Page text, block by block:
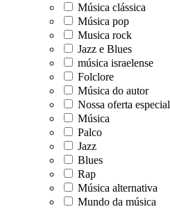
Música clássica
Música pop
Musica rock
Jazz e Blues
música israelense
Folclore
Música do autor
Nossa oferta especial
Música
Palco
Jazz
Blues
Rap
Música alternativa
Mundo da música